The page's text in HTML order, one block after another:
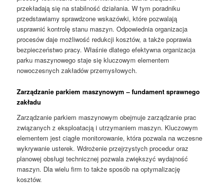
przekładają się na stabilność działania. W tym poradniku
przedstawiamy sprawdzone wskazówki, które pozwalają
usprawnić kontrolę stanu maszyn. Odpowiednia organizacja
procesów daje możliwość redukcji kosztów, a także poprawia
bezpieczeństwo pracy. Właśnie dlatego efektywna organizacja
parku maszynowego staje się kluczowym elementem
nowoczesnych zakładów przemysłowych.
Zarządzanie parkiem maszynowym – fundament sprawnego
zakładu
Zarządzanie parkiem maszynowym obejmuje zarządzanie prac
związanych z eksploatacją i utrzymaniem maszyn. Kluczowym
elementem jest ciągłe monitorowanie, która pozwala na wczesne
wykrywanie usterek. Wdrożenie przejrzystych procedur oraz
planowej obsługi technicznej pozwala zwiększyć wydajność
maszyn. Dla wielu firm to także sposób na optymalizację
kosztów.